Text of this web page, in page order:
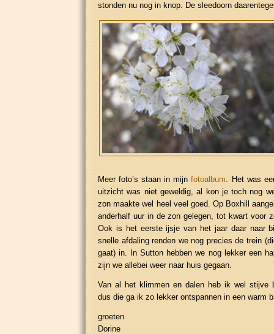
stonden nu nog in knop. De sleedoorn
Meer foto’s staan in mijnfotoalbum. Het was
uitzicht was niet geweldig, al kon je toch nog
zon maakte wel heel veel goed. Op Boxhill
anderhalf uur in de zon gelegen, tot kwart voor
Ook is het eerste ijsje van het jaar daar naar
snelle afdaling renden we nog precies de trein
gaat) in. In Sutton hebben we nog lekker een
zijn we allebei weer naar huis gegaan.
Van al het klimmen en dalen heb ik wel stijve
dus die ga ik zo lekker ontspannen in een warm
groeten
Dorine